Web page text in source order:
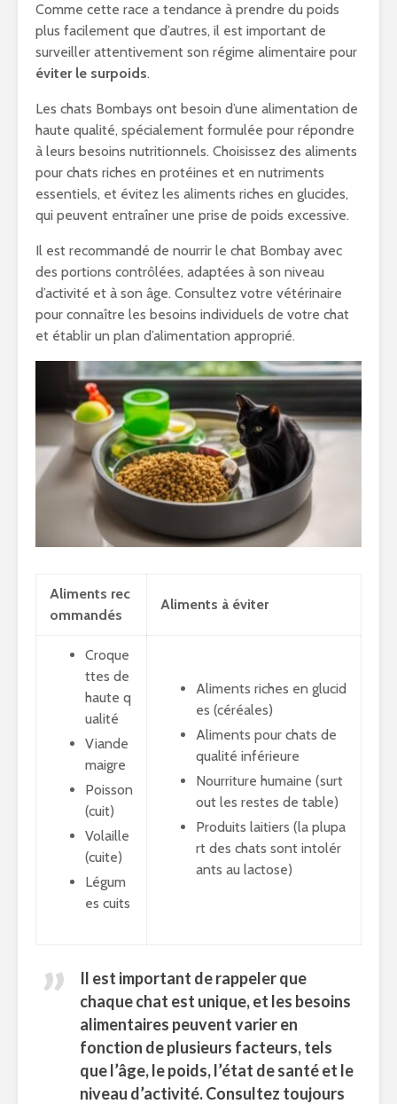
Comme cette race a tendance à prendre du poids
plus facilement que d’autres, il est important de
surveiller attentivement son régime alimentaire pour
éviter le surpoids.
Les chats Bombays ont besoin d’une alimentation de
haute qualité, spécialement formulée pour répondre
à leurs besoins nutritionnels. Choisissez des aliments
pour chats riches en protéines et en nutriments
essentiels, et évitez les aliments riches en glucides,
qui peuvent entraîner une prise de poids excessive.
Il est recommandé de nourrir le chat Bombay avec
des portions contrôlées, adaptées à son niveau
d’activité et à son âge. Consultez votre vétérinaire
pour connaître les besoins individuels de votre chat
et établir un plan d’alimentation approprié.
Aliments rec
ommandés
Aliments à éviter
Croque
ttes de
haute q
ualité
Viande
maigre
Poisson
(cuit)
Volaille
(cuite)
Légum
es cuits
Aliments riches en glucid
es (céréales)
Aliments pour chats de
qualité inférieure
Nourriture humaine (surt
out les restes de table)
Produits laitiers (la plupa
rt des chats sont intolér
ants au lactose)
Il est important de rappeler que
chaque chat est unique, et les besoins
alimentaires peuvent varier en
fonction de plusieurs facteurs, tels
que l’âge, le poids, l’état de santé et le
niveau d’activité. Consultez toujours